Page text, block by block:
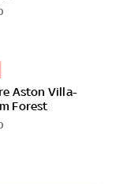
Aston Villa-
Forest